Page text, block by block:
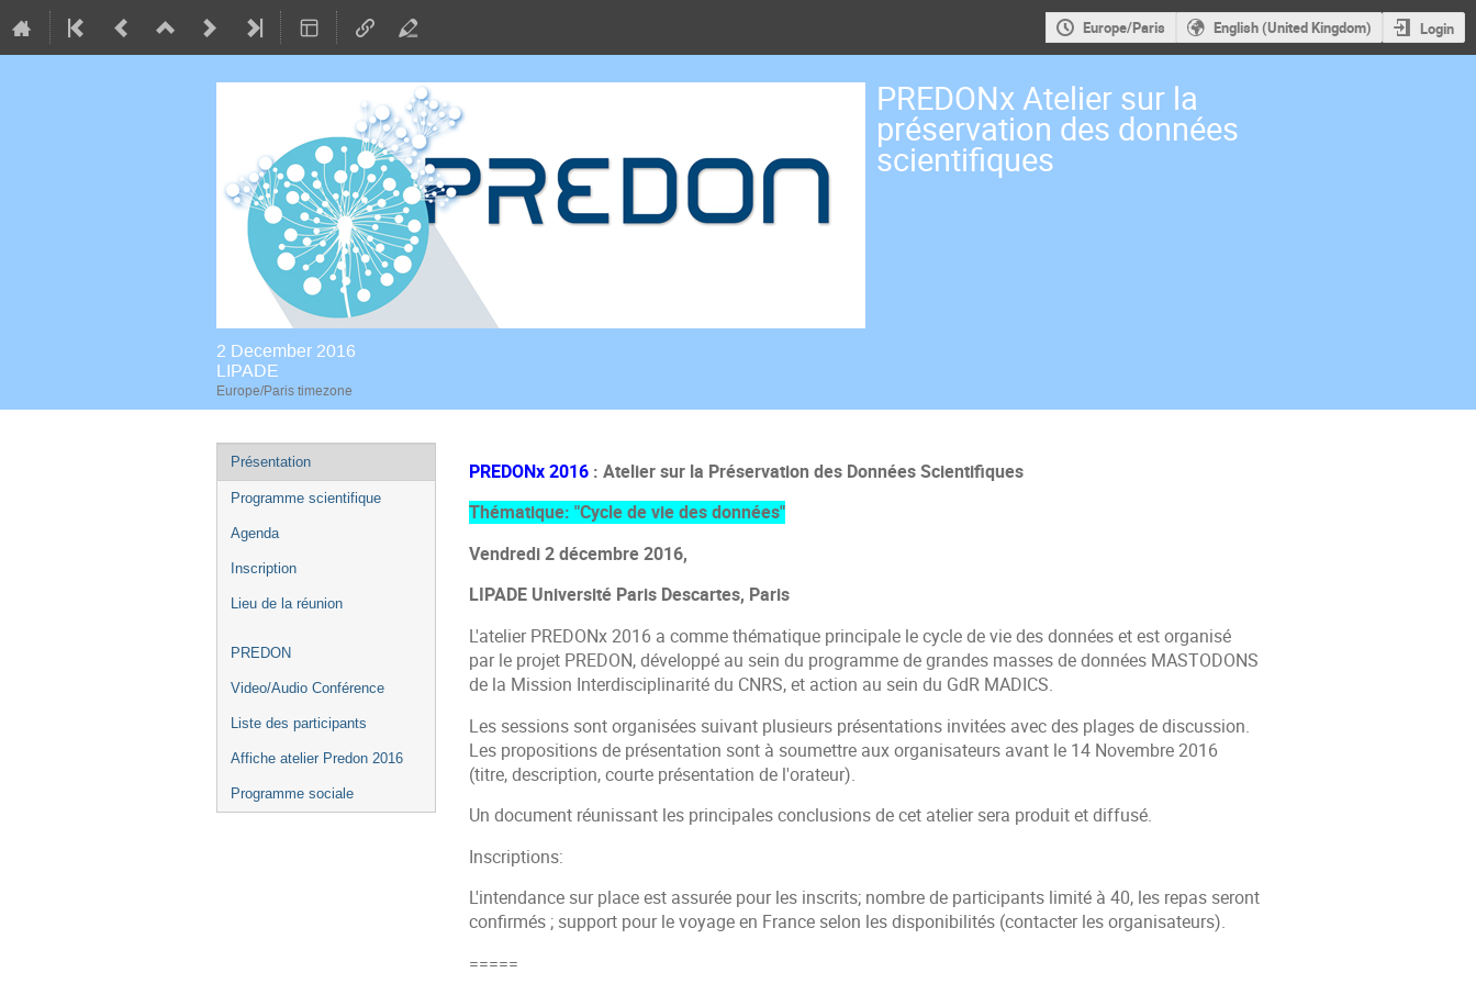
Europe/Paris English (United Kingdom) Login
PREDONx Atelier sur la
préservation des données
scientifiques
2 December 2016
LIPADE
Europe/Paris timezone
Event
menu
Présentation
Programme scientifique
Agenda
Inscription
Lieu de la réunion
PREDON
Video/Audio Conférence
Liste des participants
Affiche atelier Predon 2016
Programme sociale
PREDONx 2016 : Atelier sur la Préservation des Données Scientifiques
Thématique: "Cycle de vie des données"
Vendredi 2 décembre 2016,
LIPADE Université Paris Descartes, Paris
L'atelier PREDONx 2016 a comme thématique principale le cycle de vie des données et est organisé
par le projet PREDON, développé au sein du programme de grandes masses de données MASTODONS
de la Mission Interdisciplinarité du CNRS, et action au sein du GdR MADICS.
Les sessions sont organisées suivant plusieurs présentations invitées avec des plages de discussion.
Les propositions de présentation sont à soumettre aux organisateurs avant le 14 Novembre 2016
(titre, description, courte présentation de l'orateur).
Un document réunissant les principales conclusions de cet atelier sera produit et diffusé.
Inscriptions:
L'intendance sur place est assurée pour les inscrits; nombre de participants limité à 40, les repas seront
confirmés ; support pour le voyage en France selon les disponibilités (contacter les organisateurs).
=====